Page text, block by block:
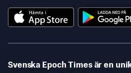
Svenska Epoch Times är en